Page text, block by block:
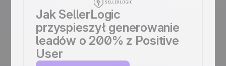
Jak SellerLogic
przyspieszył generowanie
leadów o 200% z Positive
User